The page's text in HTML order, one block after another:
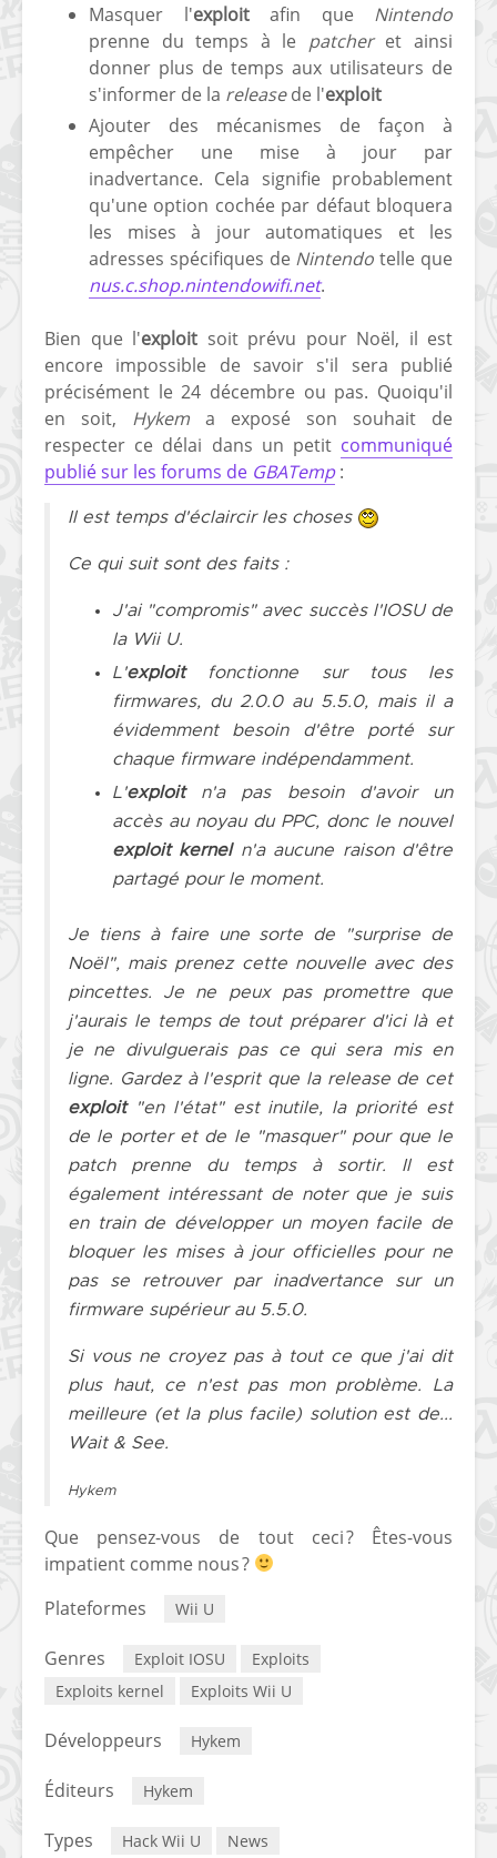
Masquer l'exploitafin que Nintendo
prenne du temps à le patcheret ainsi
donner plus de temps aux utilisateurs de
s'informer de la releasede l'exploit
Ajouter des mécanismes de façon à
empêcher une mise à jour par
inadvertance. Cela signifie probablement
qu'une option cochée par défaut bloquera
les mises à jour automatiques et les
adresses spécifiques de Nintendo telle que
nus.c.shop.nintendowifi.net.
Bien que l'exploit soit prévu pour Noël, il est
encore impossible de savoir s'il sera publié
précisément le 24 décembre ou pas. Quoiqu'il
en soit, Hykem a exposé son souhait de
respecter ce délai dans un petit communiqué
publié sur les forums de GBATemp:
Il est temps d'éclaircir les choses
Ce qui suit sont des faits :
J'ai "compromis" avec succès l'IOSU de
la Wii U.
L'exploitfonctionne sur tous les
firmwares, du 2.0.0 au 5.5.0, mais il a
évidemment besoin d'être porté sur
chaque firmware indépendamment.
L'exploitn'a pas besoin d'avoir un
accès au noyau du PPC, donc le nouvel
exploit kerneln'a aucune raison d'être
partagé pour le moment.
Je tiens à faire une sorte de "surprise de
Noël", mais prenez cette nouvelle avec des
pincettes. Je ne peux pas promettre que
j'aurais le temps de tout préparer d'ici là et
je ne divulguerais pas ce qui sera mis en
ligne. Gardez à l'esprit que la releasede cet
exploit"en l'état" est inutile, la priorité est
de le porter et de le "masquer" pour que le
patchprenne du temps à sortir. Il est
également intéressant de noter que je suis
en train de développer un moyen facile de
bloquer les mises à jour officielles pour ne
pas se retrouver par inadvertance sur un
firmware supérieur au 5.5.0.
Si vous ne croyez pas à tout ce que j'ai dit
plus haut, ce n'est pas mon problème. La
meilleure (et la plus facile) solution est de...
Wait & See.
Hykem
Que pensez-vous de tout ceci ? Êtes-vous
impatient comme nous ?
Plateformes
Wii U
Genres Exploit IOSU
Exploits
Exploits kernel
Exploits Wii U
Développeurs Hykem
Éditeurs Hykem
Types Hack Wii U News
[Vita] Ouverture de
KyûHEN, le nouveau
concours de
homebrews
[PSP] Débricker une
PSP 2000/3000 est
désormais
possible avec Baryon
Sweeper !
[PS4] TUTO - Hacker
/ Jailbreaker sa PS4
en 6.72
[PS4] Le point sur le
fameux jailbreak pour
6.72 / 7.02
[Vita] La team CBPS
dévoile dans une
nouveaux projets
[Switch]
SX Lite
[Switch]
SX Lite :
prévoir
de test
« .CIA »
[PSP]
qui fête